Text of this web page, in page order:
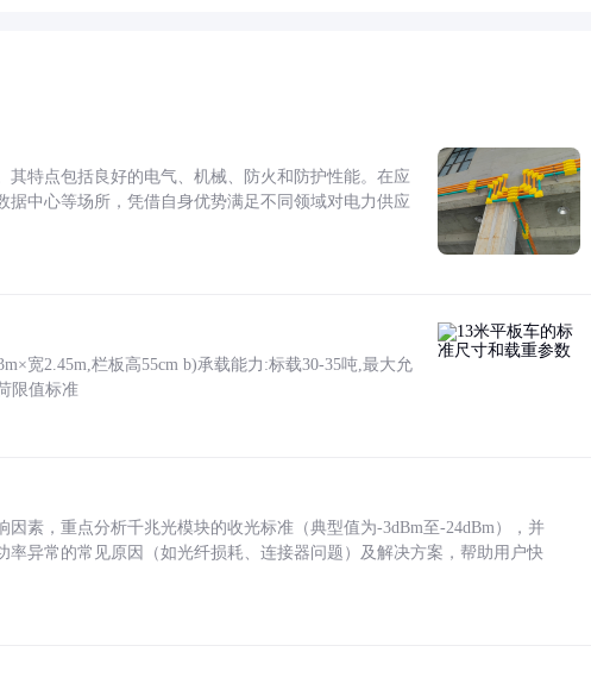
特点包括良好的电气、机械、防火和防护性能。在应
中心等场所，凭借自身优势满足不同领域对电力供应
宽2.45m,栏板高55cm b)承载能力:标载30-35吨,最大允
限值标准
素，重点分析千兆光模块的收光标准（典型值为-3dBm至-24dBm），并
异常的常见原因（如光纤损耗、连接器问题）及解决方案，帮助用户快